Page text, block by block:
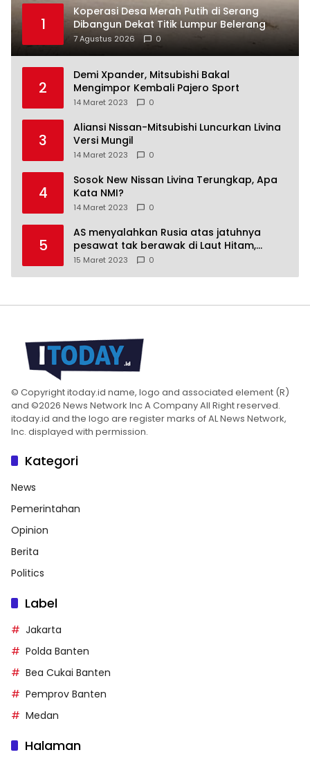
1
Koperasi Desa Merah Putih di Serang
Dibangun Dekat Titik Lumpur Belerang
7 Agustus 2026 0
2
Demi Xpander, Mitsubishi Bakal
Mengimpor Kembali Pajero Sport
14 Maret 2023 0
3
Aliansi Nissan-Mitsubishi Luncurkan Livina
Versi Mungil
14 Maret 2023 0
4
Sosok New Nissan Livina Terungkap, Apa
Kata NMI?
14 Maret 2023 0
5
AS menyalahkan Rusia atas jatuhnya
pesawat tak berawak di Laut Hitam,
Moskow menyangkal
15 Maret 2023 0
© Copyright itoday.id name, logo and associated element (R)
and ©2026 News Network Inc A Company All Right reserved.
itoday.id and the logo are register marks of AL News Network,
Inc. displayed with permission.
Kategori
News
Pemerintahan
Opinion
Berita
Politics
Label
Jakarta
Polda Banten
Bea Cukai Banten
Pemprov Banten
Medan
Halaman